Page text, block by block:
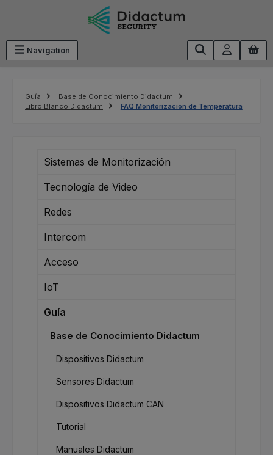
Saltar al contenido principal
Navigation
Guía
Base de Conocimiento Didactum
Libro Blanco Didactum
FAQ Monitorización de Temperatura
Sistemas de Monitorización
Tecnología de Video
Redes
Intercom
Acceso
IoT
Guía
Base de Conocimiento Didactum
Dispositivos Didactum
Sensores Didactum
Dispositivos Didactum CAN
Tutorial
Manuales Didactum